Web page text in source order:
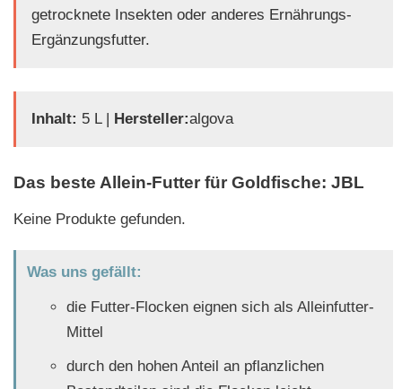
getrocknete Insekten oder anderes Ernährungs-
Ergänzungsfutter.
Inhalt: 5 L | Hersteller:algova
Das beste Allein-Futter für Goldfische: JBL
Keine Produkte gefunden.
Was uns gefällt:
die Futter-Flocken eignen sich als Alleinfutter-
Mittel
durch den hohen Anteil an pflanzlichen